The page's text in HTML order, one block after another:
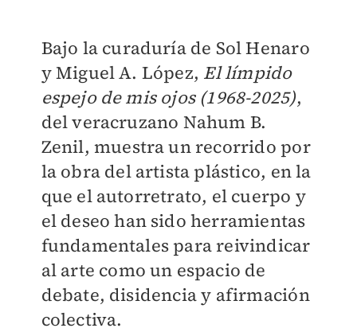
Bajo la curaduría de Sol Henaro
y Miguel A. López, El límpido
espejo de mis ojos (1968-2025),
del veracruzano Nahum B.
Zenil, muestra un recorrido por
la obra del artista plástico, en la
que el autorretrato, el cuerpo y
el deseo han sido herramientas
fundamentales para reivindicar
al arte como un espacio de
debate, disidencia y afirmación
colectiva.